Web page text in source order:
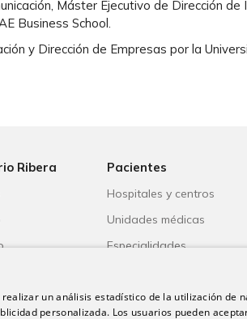
Máster Ejecutivo de Dirección de
Business School.
y Dirección de Empresas por la
Ribera Pacientes
Hospitales y centros
Unidades médicas
Especialidades
Portal del paciente
un análisis estadístico de la utilización de
personalizada. Los usuarios pueden